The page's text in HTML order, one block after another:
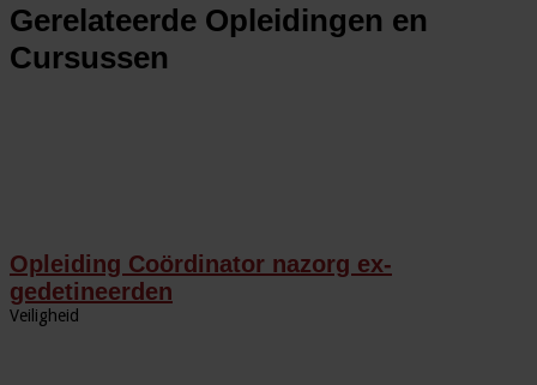
Gerelateerde Opleidingen en
Cursussen
Opleiding Coördinator nazorg ex-
gedetineerden
Veiligheid